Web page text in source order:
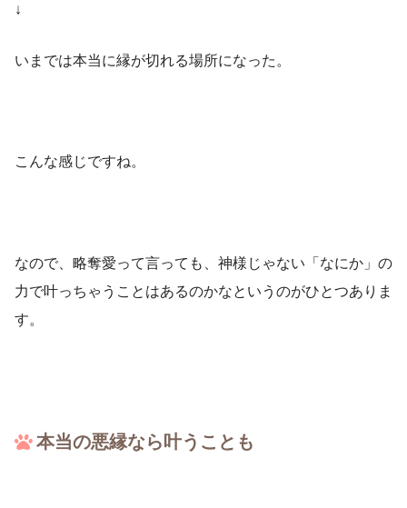
↓
いまでは本当に縁が切れる場所になった。
こんな感じですね。
なので、略奪愛って言っても、神様じゃない「なにか」の
力で叶っちゃうことはあるのかなというのがひとつありま
す。
本当の悪縁なら叶うことも